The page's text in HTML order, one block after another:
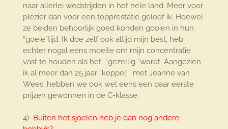
naar allerlei wedstrijden in het hele land. Meer voor
plezier dan voor een topprestatie geloof ik. Hoewel
ze beiden behoorlijk goed konden gooien in hun
“goeie”tijd. Ik doe zelf ook altijd mijn best, heb
echter nogal eens moeite om mijn concentratie
vast te houden als het “gezellig “wordt. Aangezien
ik al meer dan 25 jaar “koppel” met Jeanne van
Wees, hebben we ook wel eens een paar eerste
prijzen gewonnen in de C-klasse.
4) Buiten het sjoelen heb je dan nog andere